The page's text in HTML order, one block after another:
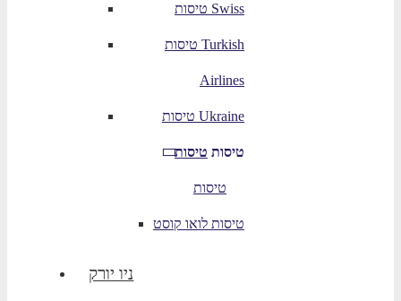
טיסות Swiss
טיסות Turkish
Airlines
טיסות Ukraine
טיסות טיסות
טיסות
טיסות לואו קוסט
ניו יורק